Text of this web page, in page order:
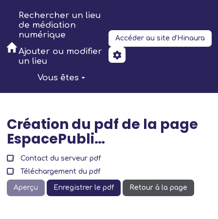
Aller au contenu principal
Rechercher un lieu
de médiation
numérique
Ajouter ou modifier
un lieu
Vous êtes
Accéder au site d'Hinaura
Création du pdf de la page
EspacePubli…
Contact du serveur pdf
Téléchargement du pdf
Aperçu Enregistrer le pdf Retour à la page